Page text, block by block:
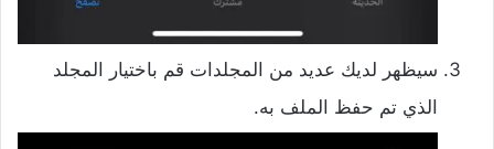
سيظهر لديك عديد من المجلدات قم باختيار المجلد
الذي تم حفظ الملف به.